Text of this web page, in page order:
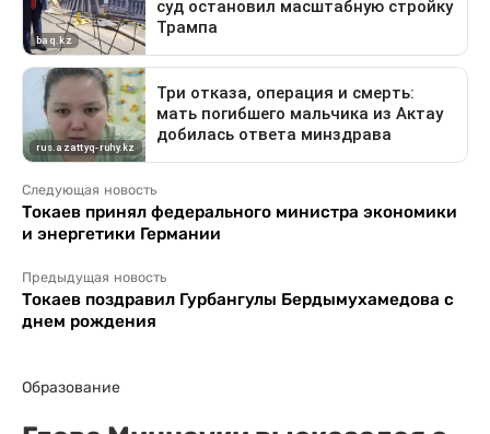
Следующая новость
Токаев принял федерального министра экономики
и энергетики Германии
Предыдущая новость
Токаев поздравил Гурбангулы Бердымухамедова с
днем рождения
Образование